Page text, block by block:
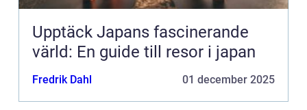
Upptäck Japans fascinerande
värld: En guide till resor i japan
Fredrik Dahl 01 december 2025